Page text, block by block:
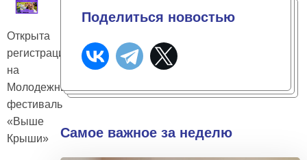
Открыта
регистрация
на
Молодежный
фестиваль
«Выше
Крыши»
Поделиться новостью
Самое важное за неделю